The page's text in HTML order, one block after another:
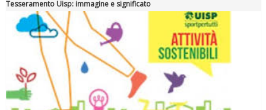
Tesseramento Uisp: immagine e significato